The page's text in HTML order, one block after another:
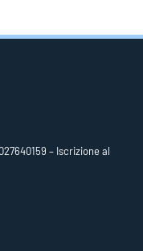
– Iscrizione al